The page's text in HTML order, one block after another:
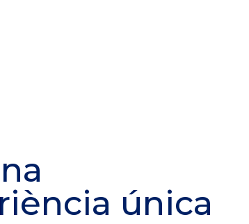
única